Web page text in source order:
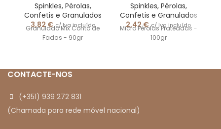
Spinkles, Pérolas,
Confetis e Granulados
3,82 € c/ Iva incluído
Granulado Mix Conto de
Fadas - 90gr
Spinkles, Pérolas,
Confetis e Granulados
2,42€ c/ Iva incluído
Micro Pérolas Prateadas -
100gr
CONTACTE-NOS
(+351) 939 272 831
(Chamada para rede móvel nacional)